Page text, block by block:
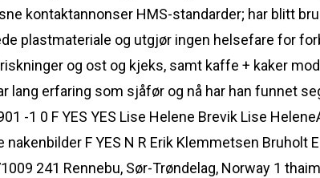
kontaktannonser HMS-standarder; har blitt
plastmateriale og utgjør ingen helsefare for
og ost og kjeks, samt kaffe + kaker
lang erfaring som sjåfør og nå har han funnet
-1 0 F YES YES Lise Helene Brevik Lise
nakenbilder F YES N R Erik Klemmetsen Bruholt
241 Rennebu, Sør-Trøndelag, Norway 1